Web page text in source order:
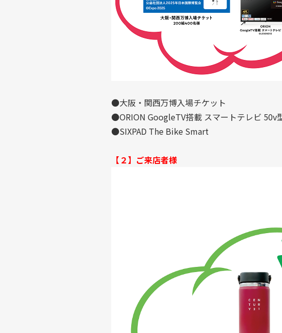
●大阪・関西万博入場チケット
●ORION GoogleTV搭載 スマートテレビ 50v
●SIXPAD The Bike Smart
【２】ご来店者様